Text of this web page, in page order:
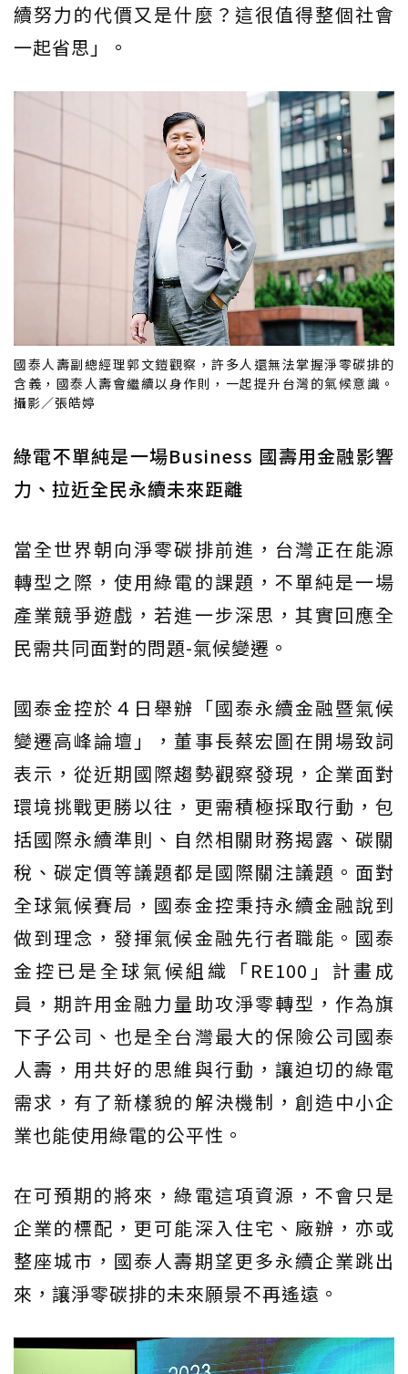
續努力的代價又是什麼？這很值得整個社會
一起省思」。
國泰人壽副總經理郭文鎧觀察，許多人還無法掌握淨零碳排的
含義，國泰人壽會繼續以身作則，一起提升台灣的氣候意識。
攝影／張皓婷
綠電不單純是一場Business 國壽用金融影響
力、拉近全民永續未來距離
當全世界朝向淨零碳排前進，台灣正在能源
轉型之際，使用綠電的課題，不單純是一場
產業競爭遊戲，若進一步深思，其實回應全
民需共同面對的問題-氣候變遷。
國泰金控於４日舉辦「國泰永續金融暨氣候
變遷高峰論壇」，董事長蔡宏圖在開場致詞
表示，從近期國際趨勢觀察發現，企業面對
環境挑戰更勝以往，更需積極採取行動，包
括國際永續準則、自然相關財務揭露、碳關
稅、碳定價等議題都是國際關注議題。面對
全球氣候賽局，國泰金控秉持永續金融說到
做到理念，發揮氣候金融先行者職能。國泰
金控已是全球氣候組織「RE100」計畫成
員，期許用金融力量助攻淨零轉型，作為旗
下子公司、也是全台灣最大的保險公司國泰
人壽，用共好的思維與行動，讓迫切的綠電
需求，有了新樣貌的解決機制，創造中小企
業也能使用綠電的公平性。
在可預期的將來，綠電這項資源，不會只是
企業的標配，更可能深入住宅、廠辦，亦或
整座城市，國泰人壽期望更多永續企業跳出
來，讓淨零碳排的未來願景不再遙遠。